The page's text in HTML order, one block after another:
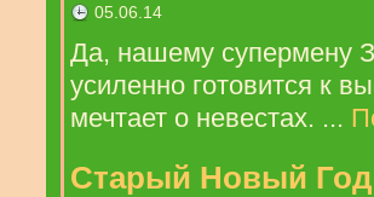
05.06.14
Да, нашему супермену
усиленно готовится к
мечтает о невестах. ...
Старый Новый